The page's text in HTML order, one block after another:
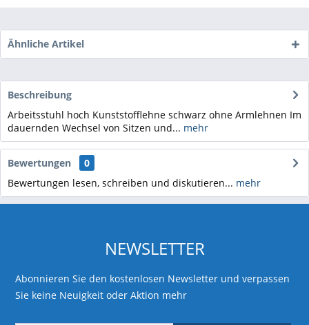
Ähnliche Artikel
Beschreibung
Arbeitsstuhl hoch Kunststofflehne schwarz ohne Armlehnen Im
dauernden Wechsel von Sitzen und... mehr
Bewertungen
0
Bewertungen lesen, schreiben und diskutieren... mehr
NEWSLETTER
Abonnieren Sie den kostenlosen Newsletter und verpassen
Sie keine Neuigkeit oder Aktion mehr